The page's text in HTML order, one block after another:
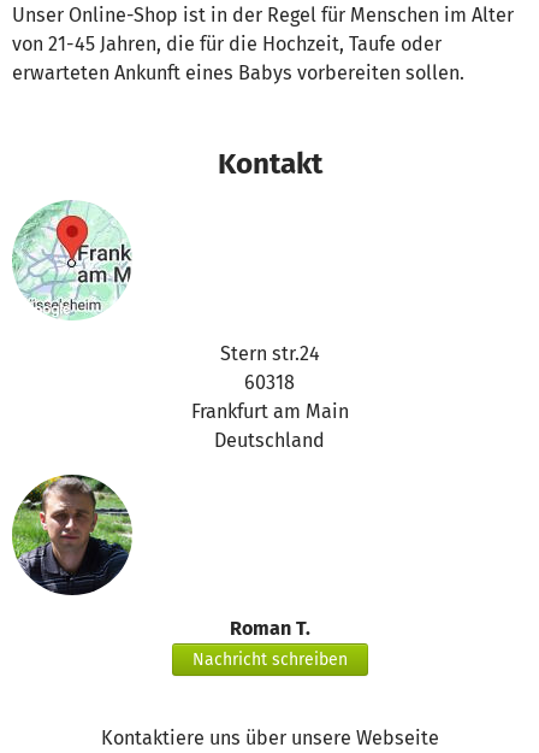
Unser Online-Shop ist in der Regel für Menschen im Alter
von 21-45 Jahren, die für die Hochzeit, Taufe oder
erwarteten Ankunft eines Babys vorbereiten sollen.
Kontakt
Stern str.24
60318
Frankfurt am Main
Deutschland
Roman T.
Nachricht schreiben
Kontaktiere uns über unsere Webseite